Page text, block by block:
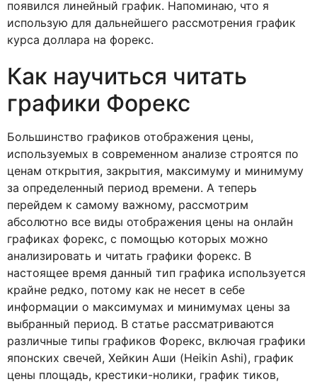
появился линейный график. Напоминаю, что я
использую для дальнейшего рассмотрения график
курса доллара на форекс.
Как научиться читать
графики Форекс
Большинство графиков отображения цены,
используемых в современном анализе строятся по
ценам открытия, закрытия, максимуму и минимуму
за определенный период времени. А теперь
перейдем к самому важному, рассмотрим
абсолютно все виды отображения цены на онлайн
графиках форекс, с помощью которых можно
анализировать и читать графики форекс. В
настоящее время данный тип графика используется
крайне редко, потому как не несет в себе
информации о максимумах и минимумах цены за
выбранный период. В статье рассматриваются
различные типы графиков Форекс, включая графики
японских свечей, Хейкин Аши (Heikin Ashi), график
цены площадь, крестики-нолики, график тиков,